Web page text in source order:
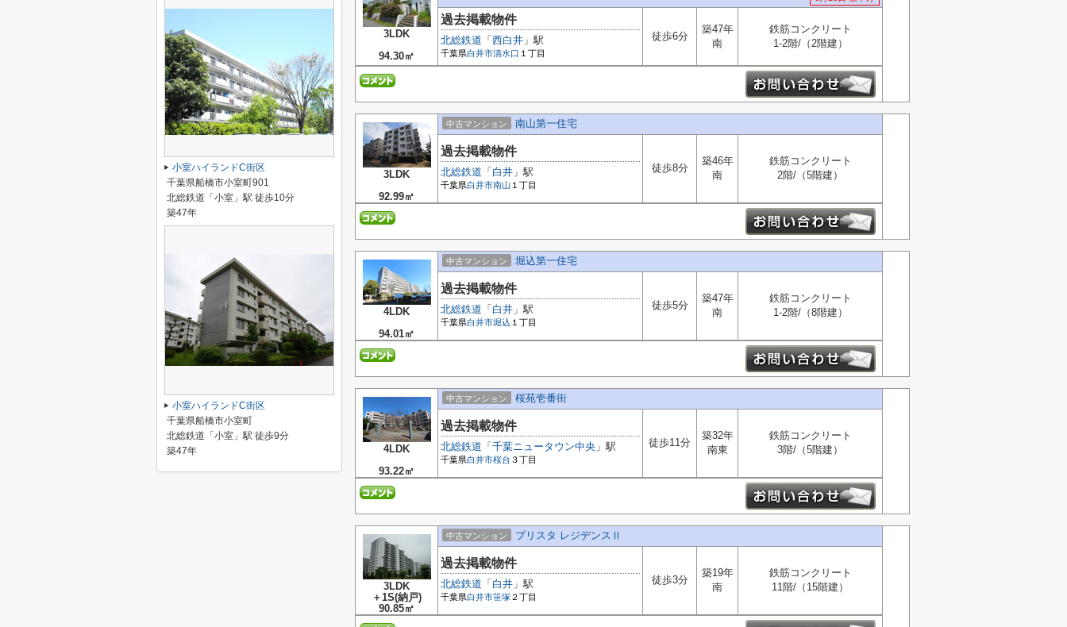
3LDK
94.30㎡
過去掲載物件
北総鉄道 「 西白井 」駅
千葉県白井市清水口 １丁目
徒歩6分
築47年
南
鉄筋コンクリート
1-2階/（2階建）
3LDK
92.99㎡
中古マンション 南山第一住宅
過去掲載物件
北総鉄道 「 白井 」駅
千葉県白井市南山 １丁目
徒歩8分
築46年
南
鉄筋コンクリート
2階/（5階建）
4LDK
94.01㎡
中古マンション 堀込第一住宅
過去掲載物件
北総鉄道 「 白井 」駅
千葉県白井市堀込 １丁目
徒歩5分
築47年
南
鉄筋コンクリート
1-2階/（8階建）
4LDK
93.22㎡
中古マンション 桜苑壱番街
過去掲載物件
北総鉄道 「 千葉ニュータウン中央 」駅
千葉県白井市桜台 ３丁目
徒歩11分
築32年
南東
鉄筋コンクリート
3階/（5階建）
3LDK
＋1S(納戸)
90.85㎡
中古マンション プリスタ レジデンスⅡ
過去掲載物件
北総鉄道 「 白井 」駅
千葉県白井市笹塚 ２丁目
徒歩3分
築19年
南
鉄筋コンクリート
11階/（15階建）
小室ハイランドC街区
千葉県船橋市小室町901
北総鉄道「小室」駅 徒歩10分
築47年
小室ハイランドC街区
千葉県船橋市小室町
北総鉄道「小室」駅 徒歩9分
築47年